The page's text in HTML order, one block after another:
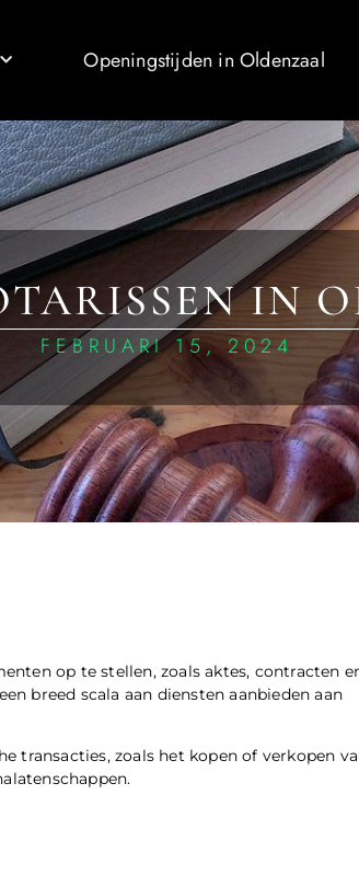
Openingstijden in Oldenzaal
IN
FEBRUARI 15, 2024
op te stellen, zoals aktes, contracten
breed scala aan diensten aanbieden aan
transacties, zoals het kopen of verkopen